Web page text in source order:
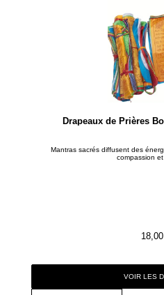
Drapeaux de Prières
Mantras sacrés diffusent des
compassion
18,00
VOIR LES